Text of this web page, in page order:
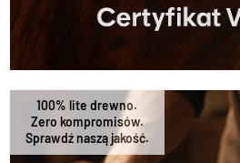
100% lite drewno.
Zero kompromisów.
Sprawdź naszą jakość.